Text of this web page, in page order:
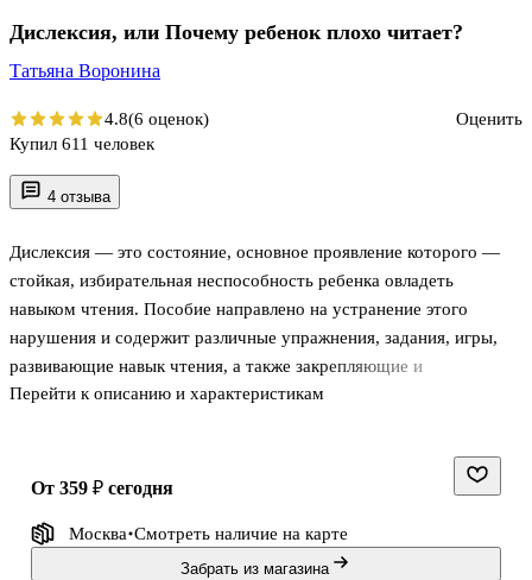
4 отзыва
Дислексия — это состояние, основное проявление которого —
стойкая, избирательная неспособность ребенка овладеть
навыком чтения. Пособие направлено на устранение этого
нарушения и содержит различные упражнения, задания, игры,
развивающие навык чтения, а также закрепляющие и
автоматизирующие этот навык. С помощью этой книги ребенок
выделять звуки из речи. Пособие предназначено для совместных
Перейти к описанию и характеристикам
Дислексия, или Почему ребенок плохо читает?
Татьяна Воронина
4.8(6 оценок)
Оценить
Купил 611 человек
от 359 ₽ сегодня
Москва Смотреть наличие на карте
Забрать из магазина